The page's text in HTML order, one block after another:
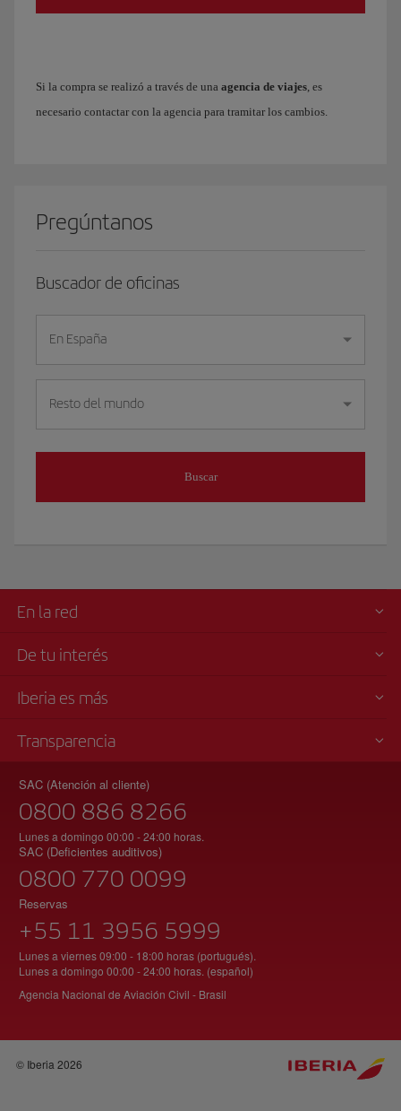
Si la compra se realizó a través de una agencia de viajes, es
necesario contactar con la agencia para tramitar los cambios.
Pregúntanos
Buscador de oficinas
En España
Resto del mundo
Buscar
En la red
De tu interés
Iberia es más
Transparencia
SAC (Atención al cliente)
0800 886 8266
Lunes a domingo 00:00 - 24:00 horas.
SAC (Deficientes auditivos)
0800 770 0099
Reservas
+55 11 3956 5999
Lunes a viernes 09:00 - 18:00 horas (portugués).
Lunes a domingo 00:00 - 24:00 horas. (español)
Agencia Nacional de Aviación Civil - Brasil
© Iberia 2026